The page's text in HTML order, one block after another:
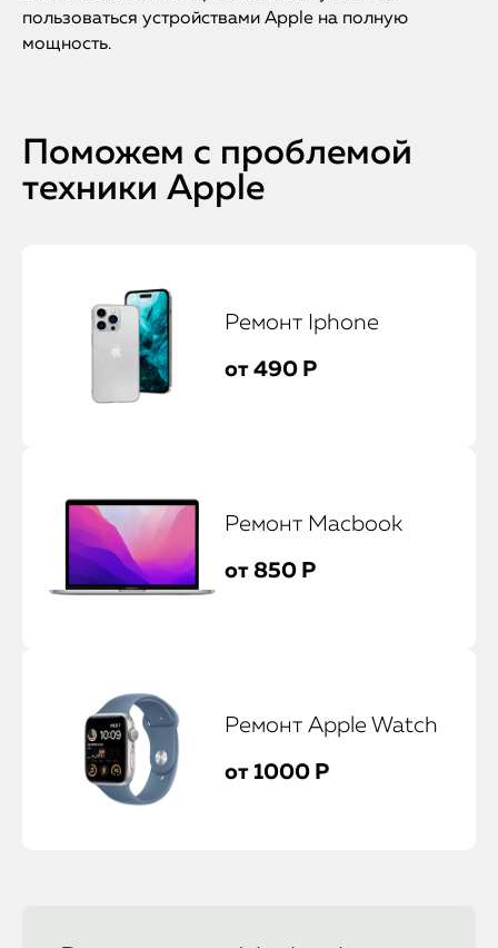
iPhone
MacBook
пользоваться устройствами Apple на полную
мощность.
Поможем с проблемой
техники Apple
Ремонт Iphone
от 490 Р
Ремонт Macbook
от 850 Р
Ремонт Apple Watch
от 1000 Р